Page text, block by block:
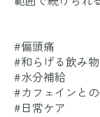
#偏頭痛
#和らげる飲み物
#水分補給
#カフェインと
#日常ケア